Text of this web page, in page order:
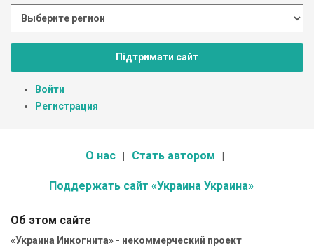
Підтримати сайт
Войти
Регистрация
О нас Стать автором
Поддержать сайт «Украина Украина»
Об этом сайте
«Украина Инкогнита» - некоммерческий проект